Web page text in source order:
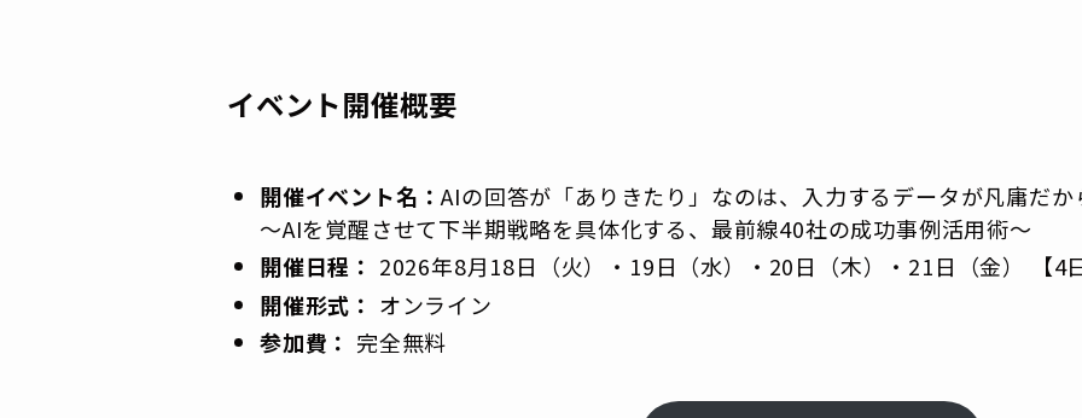
イベント開催概要
開催イベント名：AIの回答が「ありきたり」なのは、入力するデータが凡庸だか
〜AIを覚醒させて下半期戦略を具体化する、最前線40社の成功事例活用術〜
開催日程： 2026年8月18日（火）・19日（水）・20日（木）・21日（金） 【4
開催形式： オンライン
参加費： 完全無料